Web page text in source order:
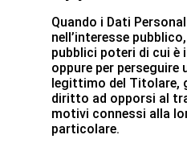
Quando i Dati
nell’interesse
pubblici poteri di cui
oppure per perseguire
legittimo del Titolare,
diritto ad opporsi al
motivi connessi alla
particolare.